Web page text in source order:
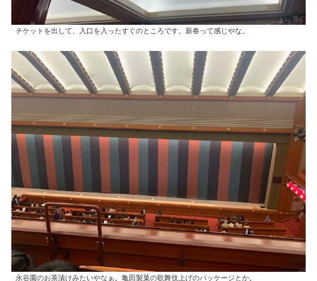
チケットを出して、入口を入ったすぐのところです。新春って感じやな。
永谷園のお茶漬けみたいやなぁ。亀田製菓の歌舞伎上げのパッケージとか。